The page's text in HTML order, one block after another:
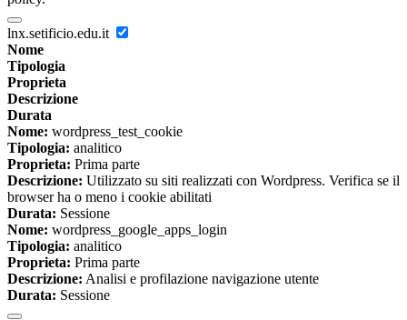
lnx.setificio.edu.it
Nome
Tipologia
Proprieta
Descrizione
Durata
Nome: wordpress_test_cookie
Tipologia: analitico
Proprieta: Prima parte
Descrizione: Utilizzato su siti realizzati con Wordpress. Verifica se il
browser ha o meno i cookie abilitati
Durata: Sessione
Nome: wordpress_google_apps_login
Tipologia: analitico
Proprieta: Prima parte
Descrizione: Analisi e profilazione navigazione utente
Durata: Sessione